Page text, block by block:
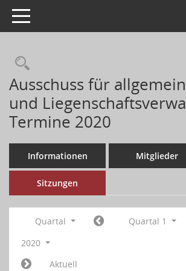
Toggle navigation
Ausschuss für
und
Termine 2020
Informationen Mitglieder
Sitzungen
Quartal
Quartal 1
2020
Aktuell